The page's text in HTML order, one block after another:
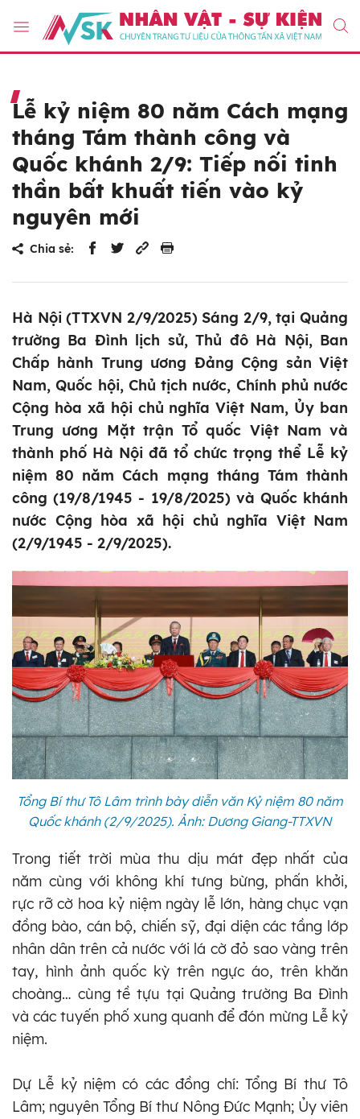
Lễ kỷ niệm 80 năm Cách mạng
tháng Tám thành công và
Quốc khánh 2/9: Tiếp nối tinh
thần bất khuất tiến vào kỷ
nguyên mới
Chia sẻ:
Hà Nội (TTXVN 2/9/2025) Sáng 2/9, tại Quảng
trường Ba Đình lịch sử, Thủ đô Hà Nội, Ban
Chấp hành Trung ương Đảng Cộng sản Việt
Nam, Quốc hội, Chủ tịch nước, Chính phủ nước
Cộng hòa xã hội chủ nghĩa Việt Nam, Ủy ban
Trung ương Mặt trận Tổ quốc Việt Nam và
thành phố Hà Nội đã tổ chức trọng thể Lễ kỷ
niệm 80 năm Cách mạng tháng Tám thành
công (19/8/1945 - 19/8/2025) và Quốc khánh
nước Cộng hòa xã hội chủ nghĩa Việt Nam
(2/9/1945 - 2/9/2025).
Tổng Bí thư Tô Lâm trình bày diễn văn Kỷ niệm 80 năm
Quốc khánh (2/9/2025). Ảnh: Dương Giang-TTXVN
Trong tiết trời mùa thu dịu mát đẹp nhất của
năm cùng với không khí tưng bừng, phấn khởi,
rực rỡ cờ hoa kỷ niệm ngày lễ lớn, hàng chục vạn
đồng bào, cán bộ, chiến sỹ, đại diện các tầng lớp
nhân dân trên cả nước với lá cờ đỏ sao vàng trên
tay, hình ảnh quốc kỳ trên ngực áo, trên khăn
choàng… cùng tề tựu tại Quảng trường Ba Đình
và các tuyến phố xung quanh để đón mừng Lễ kỷ
niệm.
Dự Lễ kỷ niệm có các đồng chí: Tổng Bí thư Tô
Lâm; nguyên Tổng Bí thư Nông Đức Mạnh; Ủy viên